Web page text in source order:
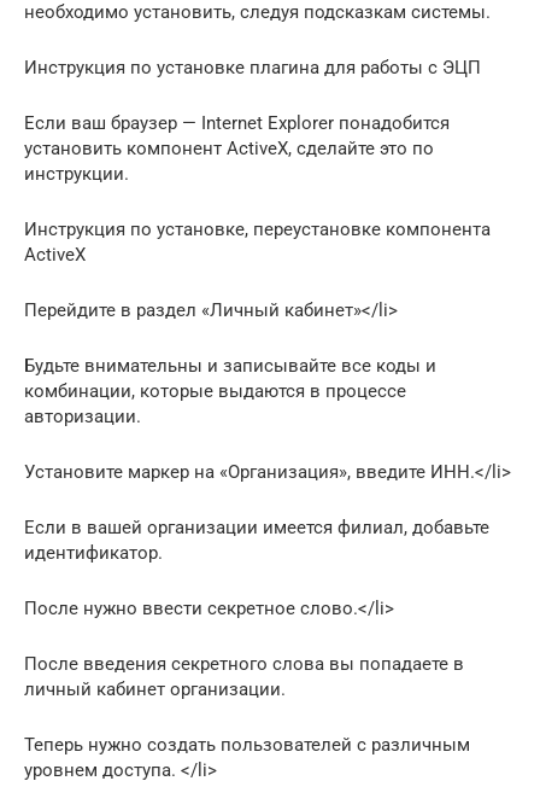
необходимо установить, следуя подсказкам системы.
Инструкция по установке плагина для работы с ЭЦП
Если ваш браузер — Internet Explorer понадобится
установить компонент ActiveX, сделайте это по
инструкции.
Инструкция по установке, переустановке компонента
ActiveX
Перейдите в раздел «Личный кабинет»</li>
Будьте внимательны и записывайте все коды и
комбинации, которые выдаются в процессе
авторизации.
Установите маркер на «Организация», введите ИНН.</li>
Если в вашей организации имеется филиал, добавьте
идентификатор.
После нужно ввести секретное слово.</li>
После введения секретного слова вы попадаете в
личный кабинет организации.
Теперь нужно создать пользователей с различным
уровнем доступа. </li>